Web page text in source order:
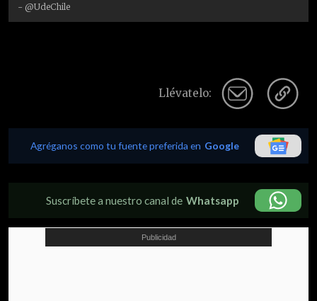
- @UdeChile
Llévatelo:
Agréganos como tu fuente preferida en Google
Suscríbete a nuestro canal de Whatsapp